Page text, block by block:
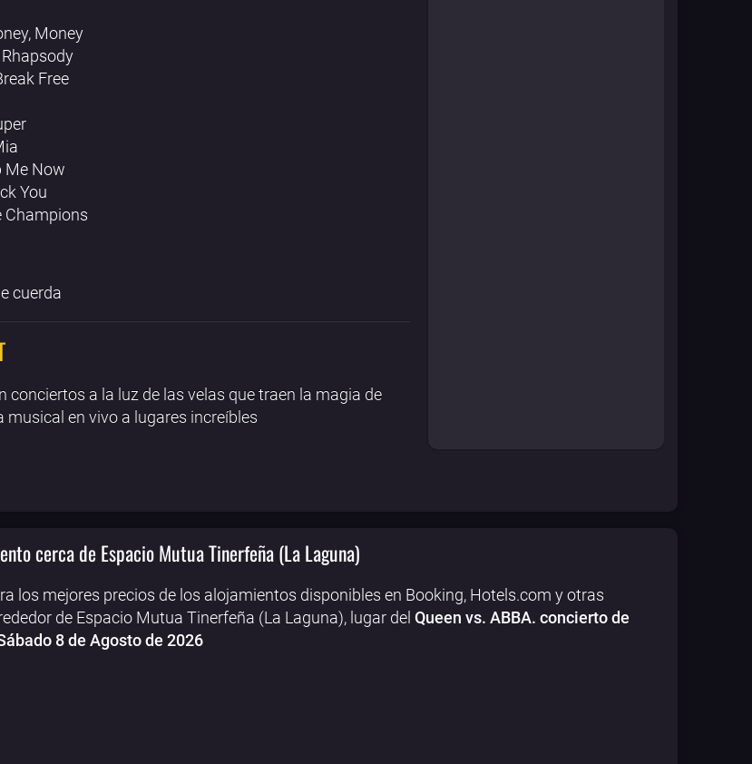
Money
Free
Me Now
You
Champions
cuerda
conciertos a la luz de las velas que traen la magia de
musical en vivo a lugares increíbles
cerca de Espacio Mutua Tinerfeña (La Laguna)
los mejores precios de los alojamientos disponibles en Booking, Hotels.com y otras
de Espacio Mutua Tinerfeña (La Laguna), lugar del Queen vs. ABBA. concierto de
8 de Agosto de 2026